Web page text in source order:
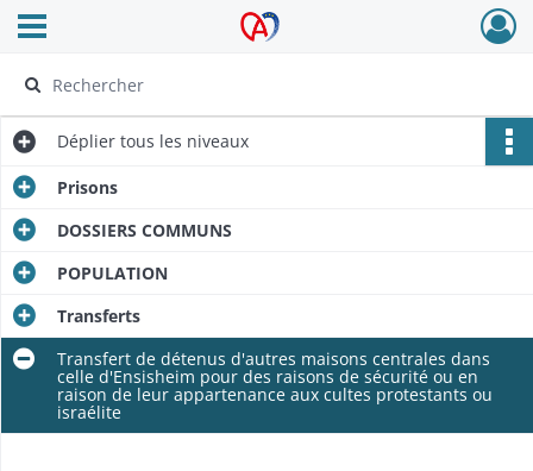
Archives Alsace - Colmar
Ouvrir le menu déroulant
Déplier tous les niveaux
Prisons
DOSSIERS COMMUNS
POPULATION
Transferts
Transfert de détenus d'autres maisons centrales dans
celle d'Ensisheim pour des raisons de sécurité ou en
raison de leur appartenance aux cultes protestants ou
israélite